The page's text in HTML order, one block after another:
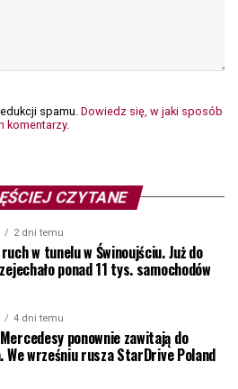
spamu. Dowiedz się, w jaki sposób
komentarzy.
CZYTANE
2 dni temu
w tunelu w Świnoujściu. Już do
ponad 11 tys. samochodów
4 dni temu
ponownie zawitają do
We wrześniu rusza StarDrive Poland